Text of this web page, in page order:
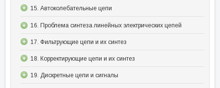
15. Автоколебательные цепи
16. Проблема синтеза линейных электрических цепей
17. Фильтрующие цепи и их синтез
18. Корректирующие цепи и их синтез
19. Дискретные цепи и сигналы